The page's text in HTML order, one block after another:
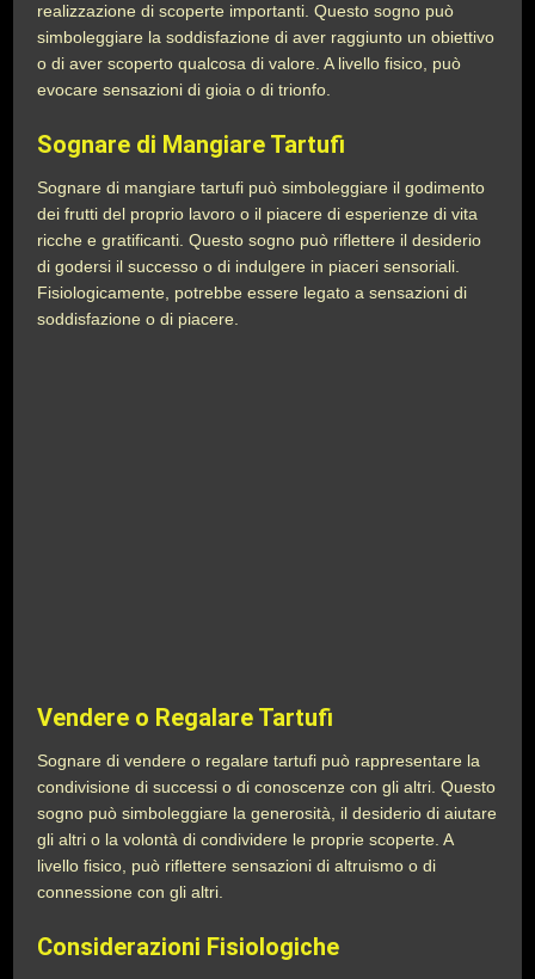
realizzazione di scoperte importanti. Questo sogno può
simboleggiare la soddisfazione di aver raggiunto un obiettivo
o di aver scoperto qualcosa di valore. A livello fisico, può
evocare sensazioni di gioia o di trionfo.
Sognare di Mangiare Tartufi
Sognare di mangiare tartufi può simboleggiare il godimento
dei frutti del proprio lavoro o il piacere di esperienze di vita
ricche e gratificanti. Questo sogno può riflettere il desiderio
di godersi il successo o di indulgere in piaceri sensoriali.
Fisiologicamente, potrebbe essere legato a sensazioni di
soddisfazione o di piacere.
Vendere o Regalare Tartufi
Sognare di vendere o regalare tartufi può rappresentare la
condivisione di successi o di conoscenze con gli altri. Questo
sogno può simboleggiare la generosità, il desiderio di aiutare
gli altri o la volontà di condividere le proprie scoperte. A
livello fisico, può riflettere sensazioni di altruismo o di
connessione con gli altri.
Considerazioni Fisiologiche